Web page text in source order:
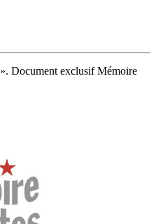
». Document exclusif Mémoire